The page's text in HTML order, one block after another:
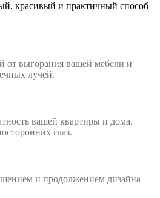
красивый и практичный способ
от выгорания вашей мебели и
лучей.
вашей квартиры и дома.
глаз.
и продолжением дизайна